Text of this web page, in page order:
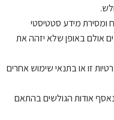
ומסירת מידע סטטיסטי
אולם באופן שלא יזהה את
זו או בתנאי שימוש אחרים
אודות הגולשים בהתאם